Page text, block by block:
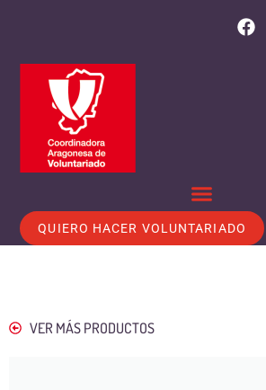
QUIERO HACER VOLUNTARIADO
VER MÁS PRODUCTOS